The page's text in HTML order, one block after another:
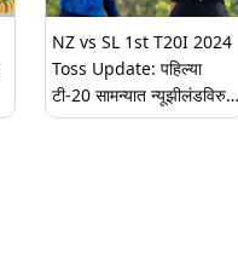
NZ vs SL 1st T20I 2024
Toss Update: पहिल्या
टी-20 सामन्यात न्यूझीलंडविरुद्ध
श्रीलंकाने नाणेफेक जिंकून